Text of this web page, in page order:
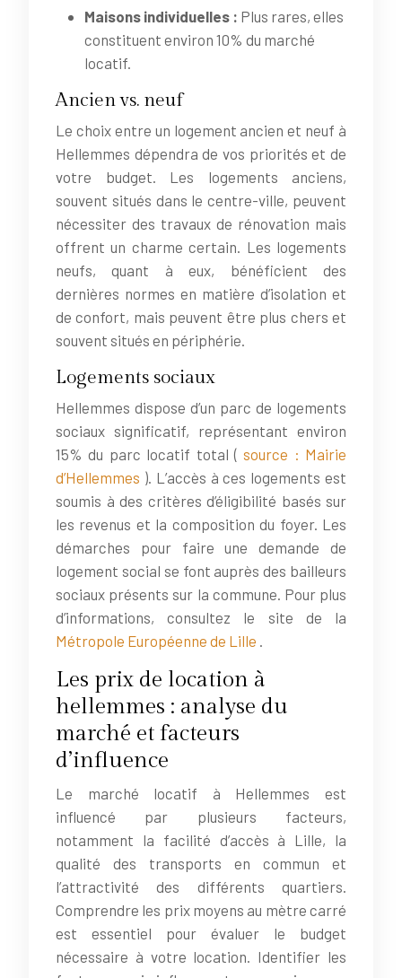
Maisons individuelles : Plus rares, elles
constituent environ 10% du marché
locatif.
Ancien vs. neuf
Le choix entre un logement ancien et neuf à
Hellemmes dépendra de vos priorités et de
votre budget. Les logements anciens,
souvent situés dans le centre-ville, peuvent
nécessiter des travaux de rénovation mais
offrent un charme certain. Les logements
neufs, quant à eux, bénéficient des
dernières normes en matière d’isolation et
de confort, mais peuvent être plus chers et
souvent situés en périphérie.
Logements sociaux
Hellemmes dispose d’un parc de logements
sociaux significatif, représentant environ
15% du parc locatif total (source : Mairie
d’Hellemmes ). L’accès à ces logements est
soumis à des critères d’éligibilité basés sur
les revenus et la composition du foyer. Les
démarches pour faire une demande de
logement social se font auprès des bailleurs
sociaux présents sur la commune. Pour plus
d’informations, consultez le site de la
Métropole Européenne de Lille
Les prix de location à
hellemmes : analyse du
marché et facteurs
d’influence
Le marché locatif à Hellemmes est
influencé par plusieurs facteurs,
notamment la facilité d’accès à Lille, la
qualité des transports en commun et
l’attractivité des différents quartiers.
Comprendre les prix moyens au mètre carré
est essentiel pour évaluer le budget
nécessaire à votre location. Identifier les